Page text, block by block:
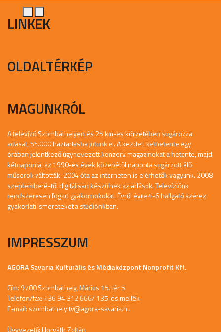
LINKEK
OLDALTÉRKÉP
MAGUNKRÓL
A televízó Szombathelyen és 25 km-es körzetében sugározza
adását, 55.000 háztartásba jutunk el. A kezdeti kéthetente egy
órában jelentkező úgynevezett konzerv magazinokat a hetente, majd
kétnaponta, az 1990-es évek közepétől naponta sugárzott élő
műsorok váltották. 2004 óta az interneten is elérhetők vagyunk. 2008
szeptemberé-től digitálisan készülnek az adások. Televíziónk
rendszeresen fogad gyakornokokat. Évről évre 4-6 hallgató szerez
gyakorlati ismereteket a stúdiónkban.
IMPRESSZUM
AGORA Savaria Kulturális és Médiaközpont Nonprofit Kft.
Cím: 9700 Szombathely, Márius 15. tér 5.
Telefon/fax: +36 94 312 666/ 135-ös mellék
E-mail: szombathelyitv@agora-savaria.hu
Ügyvezető: Horváth Zoltán